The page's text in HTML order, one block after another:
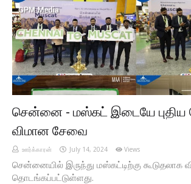
சென்னை - மஸ்கட் இடையே புதிய
விமான சேவை
ஊர்க்காரன் July 14, 2024 Views
சென்னையில் இருந்து மஸ்கட்டிற்கு கூடுதலாக
தொடங்கப்பட்டுள்ளது.